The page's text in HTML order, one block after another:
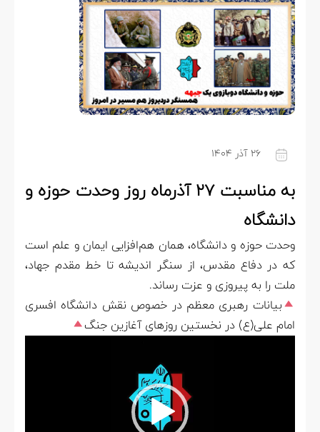
۲۶ آذر ۱۴۰۴
به مناسبت ۲۷ آذرماه روز وحدت حوزه و
دانشگاه
وحدت حوزه و دانشگاه، همان هم‌افزایی ایمان و علم است
که در دفاع مقدس، از سنگر اندیشه تا خط مقدم جهاد،
ملت را به پیروزی و عزت رساند.
بیانات رهبری معظم در خصوص نقش دانشگاه افسری
امام علی(ع) در نخستین روزهای آغازین جنگ